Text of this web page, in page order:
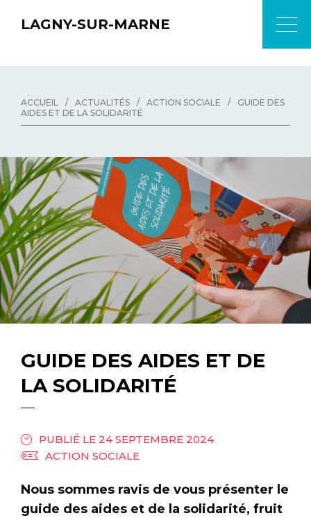
LAGNY-SUR-MARNE
ACCUEIL / ACTUALITÉS / ACTION SOCIALE /
GUIDE DES
AIDES ET DE LA SOLIDARITÉ
GUIDE DES AIDES ET DE
LA SOLIDARITÉ
PUBLIÉ LE 24 SEPTEMBRE 2024
ACTION SOCIALE
Nous sommes ravis de vous présenter le
guide des aides et de la solidarité, fruit